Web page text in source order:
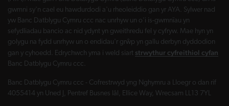
gwmni sy'n cael eu hawdurdodi a'u rheoleiddio gan yr AYA. Sylwer nad
yw Banc Datblygu Cymru ccc nac unrhyw un o'i is-gwmnïau yn
sefydliadau bancio ac nid ydynt yn gweithredu fel y cyfryw. Mae hyn yn
golygu na fydd unrhyw un o endidau'r grŵp yn gallu derbyn dyddodion
gan y cyhoedd. Edrychwch yma i weld siart strwythur cyfreithiol cyfan
Banc Datblygu Cymru ccc.
Banc Datblygu Cymru ccc - Cofrestrwyd yng Nghymru a Lloegr o dan rif
4055414 yn Uned J, Pentref Busnes Iâl, Ellice Way, Wrecsam LL13 7YL